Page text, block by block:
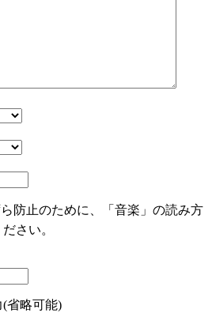
防止のために、「音楽」の読み方
さい。
省略可能)